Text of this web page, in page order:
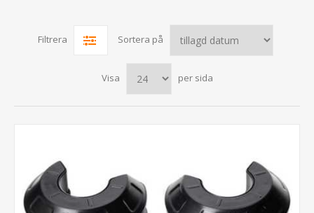
Filtrera Sortera på
Visa per sida